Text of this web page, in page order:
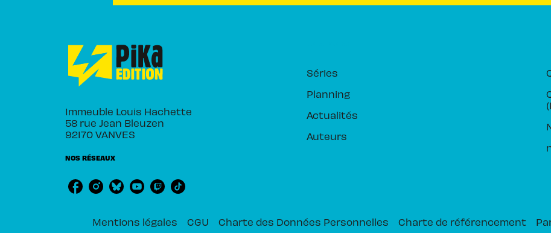
Immeuble Louis Hachette
58 rue Jean Bleuzen
92170 VANVES
NOS RÉSEAUX
Séries
Planning
Actualités
Auteurs
Mentions légales CGU Charte des Données Personnelles Charte de référencement